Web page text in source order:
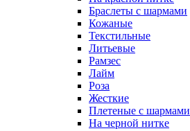
Браслеты с шармами
Кожаные
Текстильные
Литьевые
Рамзес
Лайм
Роза
Жесткие
Плетеные с шармами
На черной нитке